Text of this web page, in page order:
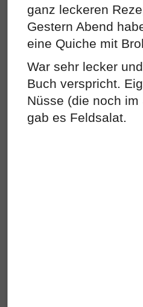
ganz leckeren
Gestern Abend
eine Quiche mit
War sehr lecker
Buch verspricht.
Nüsse (die noch
gab es Feldsalat.